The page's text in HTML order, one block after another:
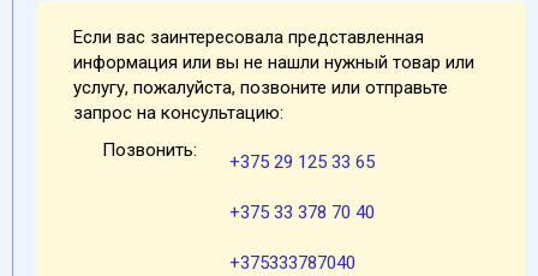
Если вас заинтересовала представленная
информация или вы не нашли нужный товар или
услугу, пожалуйста, позвоните или отправьте
запрос на консультацию:
Позвонить:
+375 29 125 33 65
+375 33 378 70 40
+375333787040